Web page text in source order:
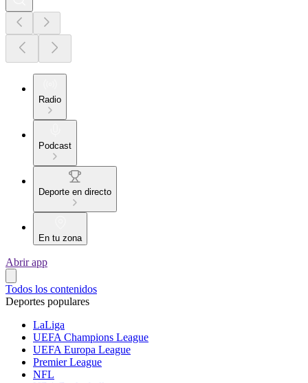
Radio
Podcast
Deporte en directo
En tu zona
Abrir app
Todos los contenidos
Deportes populares
LaLiga
UEFA Champions League
UEFA Europa League
Premier League
NFL